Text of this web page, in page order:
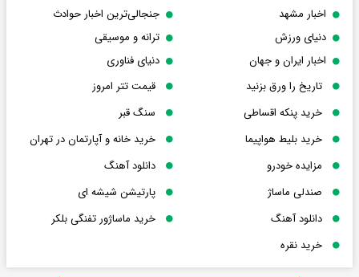
اخبار مشهد
جنجالی‌ترین اخبار حوادث
دنیای ورزش
ترانه و موسیقی
اخبار ایران و جهان
دنیای فناوری
تاریخ را ورق بزنید
قیمت تتر امروز
خرید پنکه اقساطی
سنگ قبر
خرید بلیط هواپیما
خرید خانه و آپارتمان در تهران
مزایده خودرو
دانلود آهنگ
صندلی ماساژ
پارتیشن شیشه ای
دانلود آهنگ
خرید ماساژور تفنگی بلکر
خرید نقره